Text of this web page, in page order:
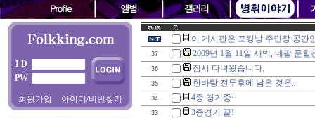
I D
PW
회원가입 아이디/비번찾기
이 게시판은 포킹방 주인장 공간
37 2009년 1월 11일 새벽, 네팔 푼힐
36 잠시 다녀왔습니다.
35 한바탕 전투후에 남은 것은...
34 4종 경기중~
33 3종경기 끝!